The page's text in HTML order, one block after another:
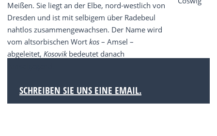
Meißen. Sie liegt an der Elbe, nord-westlich von
Dresden und ist mit selbigem über Radebeul
nahtlos zusammengewachsen. Der Name wird
vom altsorbischen Wort kos – Amsel –
abgeleitet, Kosovikbedeutet danach
SCHREIBEN SIE UNS EINE EMAIL.